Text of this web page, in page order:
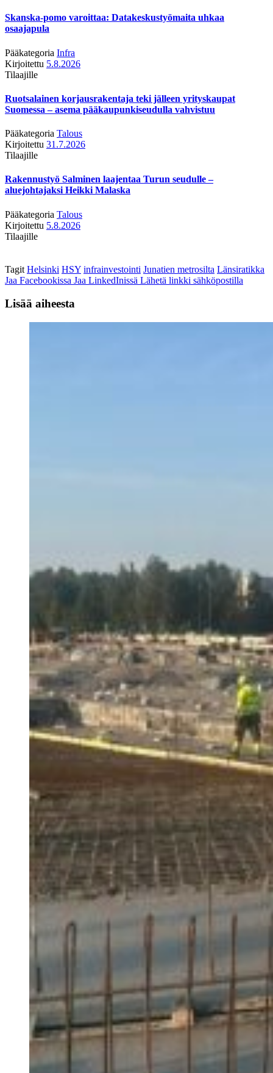
Skanska-pomo varoittaa: Datakeskustyömaita uhkaa
osaajapula
Pääkategoria Infra
Kirjoitettu 5.8.2026
Tilaajille
Ruotsalainen korjausrakentaja teki jälleen yrityskaupat
Suomessa – asema pääkaupunkiseudulla vahvistuu
Pääkategoria Talous
Kirjoitettu 31.7.2026
Tilaajille
Rakennustyö Salminen laajentaa Turun seudulle –
aluejohtajaksi Heikki Malaska
Pääkategoria Talous
Kirjoitettu 5.8.2026
Tilaajille
Tagit Helsinki HSY infrainvestointi Junatien metrosilta Länsiratikka
Jaa Facebookissa Jaa LinkedInissä Lähetä linkki sähköpostilla
Lisää aiheesta